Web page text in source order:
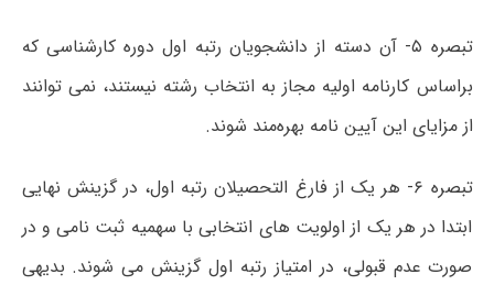
تبصره ۵- آن دسته از دانشجویان رتبه اول دوره کارشناسی که
براساس کارنامه اولیه مجاز به انتخاب رشته نیستند، نمی توانند
از مزایای این آیین نامه بهره‌مند شوند.
تبصره ۶- هر یک از فارغ التحصیلان رتبه اول، در گزینش نهایی
ابتدا در هر یک از اولویت های انتخابی با سهمیه ثبت نامی و در
صورت عدم قبولی، در امتیاز رتبه اول گزینش می شوند. بدیهی